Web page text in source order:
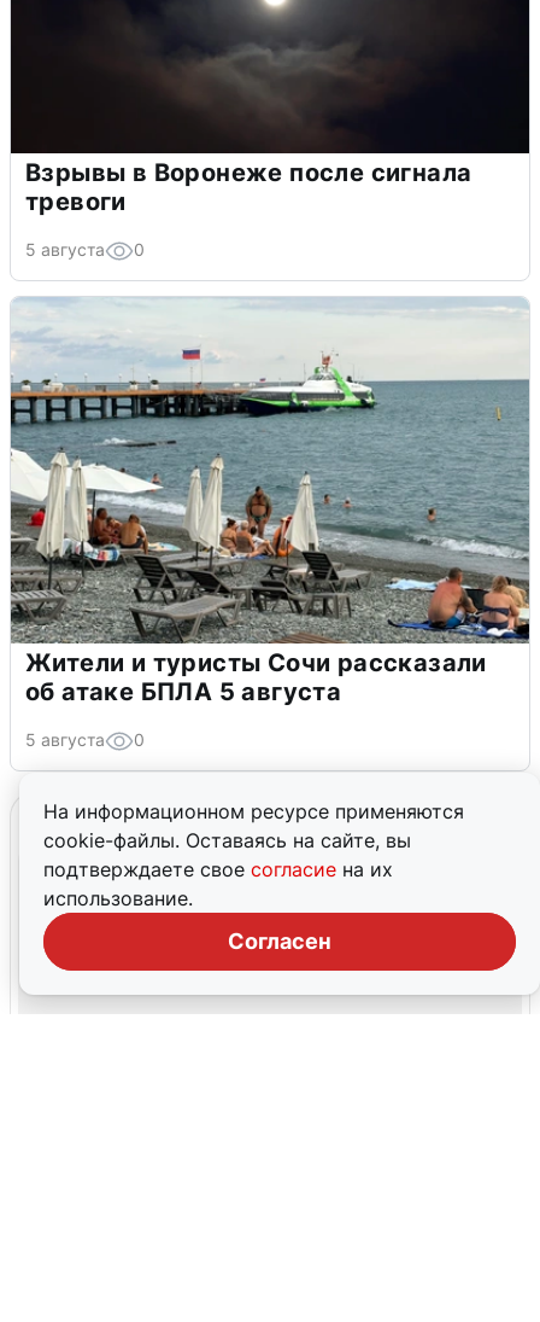
На информационном ресурсе применяются
cookie-файлы. Оставаясь на сайте, вы
подтверждаете свое согласие на их
использование.
Согласен
Взрывы в Воронеже после сигнала
тревоги
5 августа 0
Жители и туристы Сочи рассказали
об атаке БПЛА 5 августа
5 августа 0